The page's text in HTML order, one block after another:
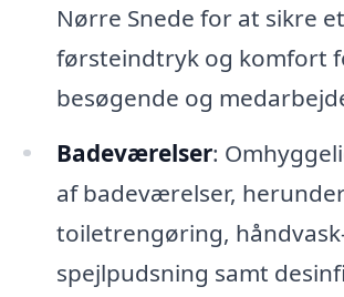
Nørre Snede for at sikre
førsteindtryk og komfort
besøgende og
Badeværelser:
af badeværelser,
toiletrengøring,
spejlpudsning samt